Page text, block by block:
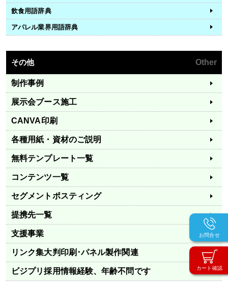
カート確認
お問合せ
飲食用語辞典
アパレル業界用語辞典
その他 Other
制作事例
展示会ブース施工
CANVA印刷
各種用紙・資材のご説明
無料テンプレート一覧
コンテンツ一覧
セグメントポスティング
提携先一覧
支援事業
リンク集大判印刷･パネル製作関連
ビジプリ採用情報経験、年齢不問です